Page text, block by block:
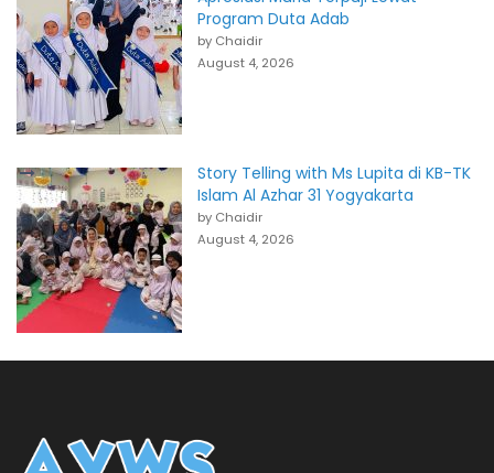
Program Duta Adab
by Chaidir
August 4, 2026
Story Telling with Ms Lupita di KB-TK
Islam Al Azhar 31 Yogyakarta
by Chaidir
August 4, 2026